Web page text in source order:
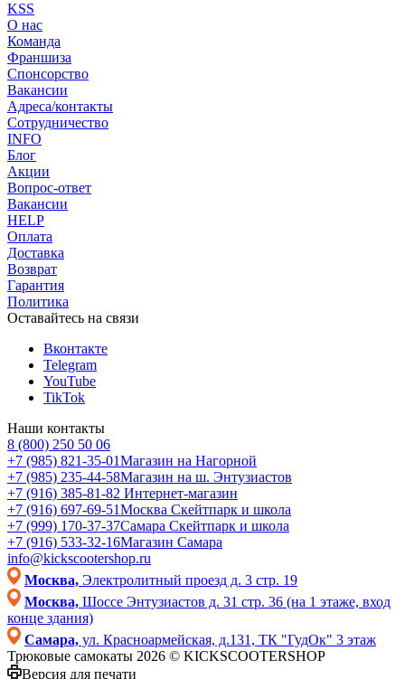
KSS
О нас
Команда
Франшиза
Спонсорство
Вакансии
Адреса/контакты
Сотрудничество
INFO
Блог
Акции
Вопрос-ответ
Вакансии
HELP
Оплата
Доставка
Возврат
Гарантия
Политика
Оставайтесь на связи
Вконтакте
Telegram
YouTube
TikTok
Наши контакты
8 (800) 250 50 06
+7 (985) 821-35-01Магазин на Нагорной
+7 (985) 235-44-58Магазин на ш. Энтузиастов
+7 (916) 385-81-82 Интернет-магазин
+7 (916) 697-69-51Москва Скейтпарк и школа
+7 (999) 170-37-37Самара Скейтпарк и школа
+7 (916) 533-32-16Магазин Самара
info@kickscootershop.ru
Москва, Электролитный проезд д. 3 стр. 19
Москва, Шоссе Энтузиастов д. 31 стр. 36 (на 1 этаже, вход
конце здания)
Самара, ул. Красноармейская, д.131, ТК "ГудОк" 3 этаж
Трюковые самокаты 2026 © KICKSCOOTERSHOP
Версия для печати